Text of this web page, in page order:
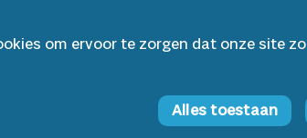
om ervoor te zorgen dat onze site
Alles toestaan